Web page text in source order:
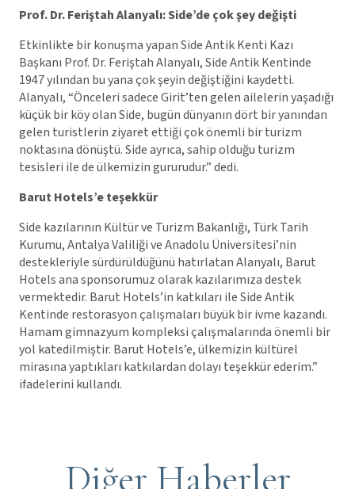
Prof. Dr. Feriştah Alanyalı: Side’de çok şey değişti
Etkinlikte bir konuşma yapan Side Antik Kenti Kazı
Başkanı Prof. Dr. Feriştah Alanyalı, Side Antik Kentinde
1947 yılından bu yana çok şeyin değiştiğini kaydetti.
Alanyalı, “Önceleri sadece Girit’ten gelen ailelerin yaşadığı
küçük bir köy olan Side, bugün dünyanın dört bir yanından
gelen turistlerin ziyaret ettiği çok önemli bir turizm
noktasına dönüştü. Side ayrıca, sahip olduğu turizm
tesisleri ile de ülkemizin gururudur.” dedi.
Barut Hotels’e teşekkür
Side kazılarının Kültür ve Turizm Bakanlığı, Türk Tarih
Kurumu, Antalya Valiliği ve Anadolu Üniversitesi’nin
destekleriyle sürdürüldüğünü hatırlatan Alanyalı, Barut
Hotels ana sponsorumuz olarak kazılarımıza destek
vermektedir. Barut Hotels’in katkıları ile Side Antik
Kentinde restorasyon çalışmaları büyük bir ivme kazandı.
Hamam gimnazyum kompleksi çalışmalarında önemli bir
yol katedilmiştir. Barut Hotels’e, ülkemizin kültürel
mirasına yaptıkları katkılardan dolayı teşekkür ederim.”
ifadelerini kullandı.
Diğer Haberler